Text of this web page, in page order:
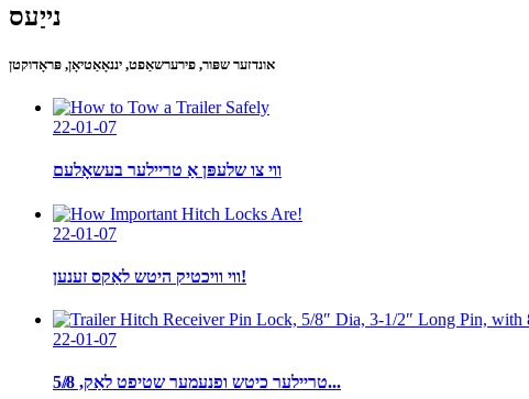
נייַעס
אונדזער שפּור, פירערשאַפט, יננאָאַטיאָן, פּראָדוקטן
22-01-07
ווי צו שלעפּן אַ טריילער בעשאָלעם
22-01-07
ווי וויכטיק היטש לאַקס זענען!
22-01-07
טריילער כיטש ופנעמער שטיפט לאַק, 5/8̸...